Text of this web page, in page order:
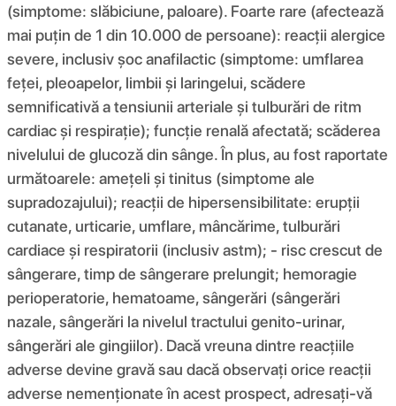
(simptome: slăbiciune, paloare). Foarte rare (afectează
mai puțin de 1 din 10.000 de persoane): reacții alergice
severe, inclusiv șoc anafilactic (simptome: umflarea
feței, pleoapelor, limbii și laringelui, scădere
semnificativă a tensiunii arteriale și tulburări de ritm
cardiac și respirație); funcție renală afectată; scăderea
nivelului de glucoză din sânge. În plus, au fost raportate
următoarele: amețeli și tinitus (simptome ale
supradozajului); reacții de hipersensibilitate: erupții
cutanate, urticarie, umflare, mâncărime, tulburări
cardiace și respiratorii (inclusiv astm); - risc crescut de
sângerare, timp de sângerare prelungit; hemoragie
perioperatorie, hematoame, sângerări (sângerări
nazale, sângerări la nivelul tractului genito-urinar,
sângerări ale gingiilor). Dacă vreuna dintre reacțiile
adverse devine gravă sau dacă observați orice reacții
adverse nemenționate în acest prospect, adresați-vă